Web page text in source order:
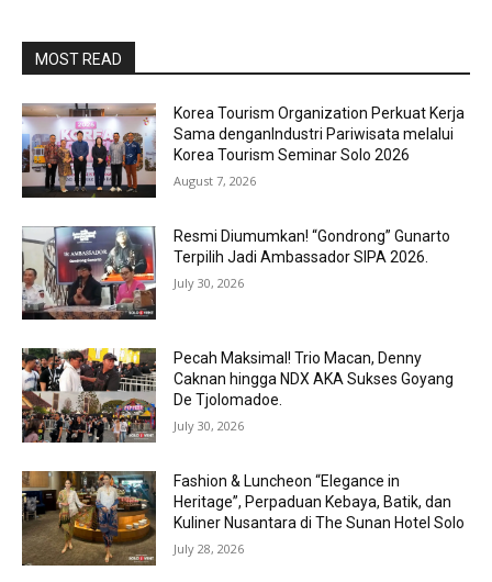
MOST READ
Korea Tourism Organization Perkuat Kerja
Sama denganIndustri Pariwisata melalui
Korea Tourism Seminar Solo 2026
August 7, 2026
Resmi Diumumkan! “Gondrong” Gunarto
Terpilih Jadi Ambassador SIPA 2026.
July 30, 2026
Pecah Maksimal! Trio Macan, Denny
Caknan hingga NDX AKA Sukses Goyang
De Tjolomadoe.
July 30, 2026
Fashion & Luncheon “Elegance in
Heritage”, Perpaduan Kebaya, Batik, dan
Kuliner Nusantara di The Sunan Hotel Solo
July 28, 2026